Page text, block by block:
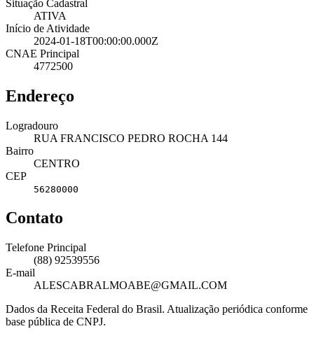
Situação Cadastral
ATIVA
Início de Atividade
2024-01-18T00:00:00.000Z
CNAE Principal
4772500
Endereço
Logradouro
RUA FRANCISCO PEDRO ROCHA 144
Bairro
CENTRO
CEP
56280000
Contato
Telefone Principal
(88) 92539556
E-mail
ALESCABRALMOABE@GMAIL.COM
Dados da Receita Federal do Brasil. Atualização periódica conforme
base pública de CNPJ.